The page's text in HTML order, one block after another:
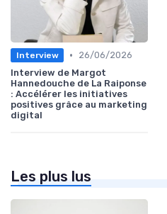
Interview •
26/06/2026
Interview de Margot
Hannedouche de La Raiponse
: Accélérer les initiatives
positives grâce au marketing
digital
Les plus lus